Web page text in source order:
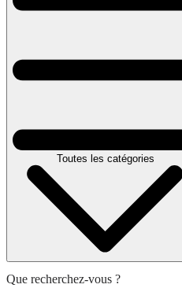
Toutes les catégories